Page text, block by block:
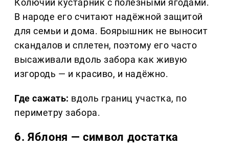
Колючий кустарник с полезными ягодами.
В народе его считают надёжной защитой
для семьи и дома. Боярышник не выносит
скандалов и сплетен, поэтому его часто
высаживали вдоль забора как живую
изгородь — и красиво, и надёжно.
Где сажать: вдоль границ участка, по
периметру забора.
6. Яблоня — символ достатка